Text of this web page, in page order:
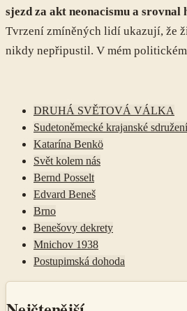
sjezd za akt neonacismu a
Tvrzení zmíněných lidí ukazují, že
nikdy nepřipustil. V mém
DRUHÁ SVĚTOVÁ VÁLKA
Sudetoněmecké krajanské sdružení
Katarína Benkö
Svět kolem nás
Bernd Posselt
Edvard Beneš
Brno
Benešovy dekrety
Mnichov 1938
Postupimská dohoda